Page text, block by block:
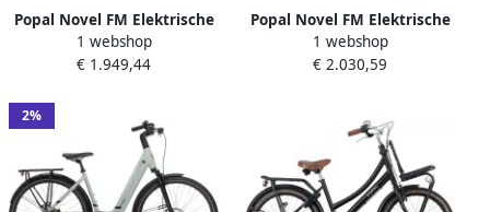
Popal Novel FM Elektrische
Fiets 28 Inch E-bike 53 cm
Damesfiets met 7
Voorvork Mintgroen
1 webshop
€ 1.949,44
Popal Novel FM Elektrische
Fiets 28 Inch E-bike 47 cm
Damesfiets met 7
1 webshop
€ 2.030,59
2%